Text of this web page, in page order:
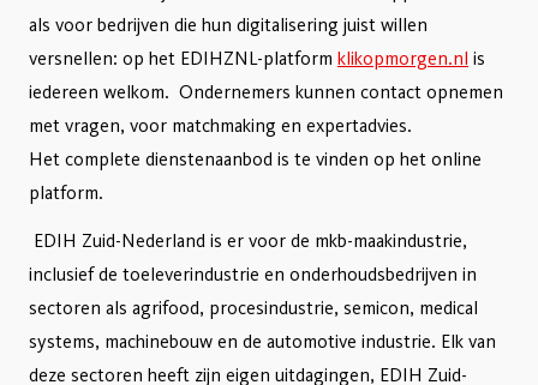
als voor bedrijven die hun digitalisering juist willen
versnellen: op het EDIHZNL-platform klikopmorgen.nl is
iedereen welkom. Ondernemers kunnen contact opnemen
met vragen, voor matchmaking en expertadvies.
Het complete dienstenaanbod is te vinden op het online
platform.
EDIH Zuid-Nederland is er voor de mkb-maakindustrie,
inclusief de toeleverindustrie en onderhoudsbedrijven in
sectoren als agrifood, procesindustrie, semicon, medical
systems, machinebouw en de automotive industrie. Elk van
deze sectoren heeft zijn eigen uitdagingen, EDIH Zuid-